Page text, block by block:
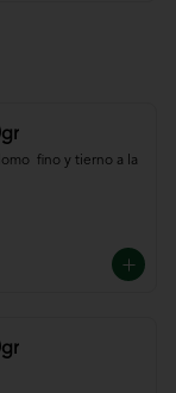
fino y tierno a la